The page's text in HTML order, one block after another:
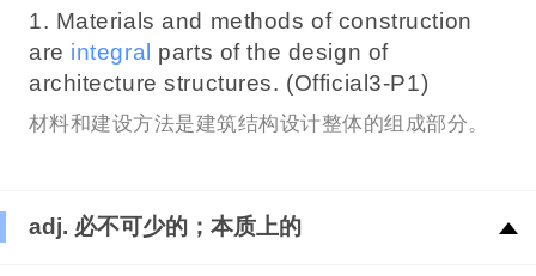
1. Materials and methods of construction
are integral parts of the design of
architecture structures. (Official3-P1)
材料和建设方法是建筑结构设计整体的组成部分。
adj. 必不可少的；本质上的